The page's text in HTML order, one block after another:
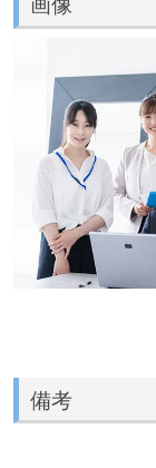
備考